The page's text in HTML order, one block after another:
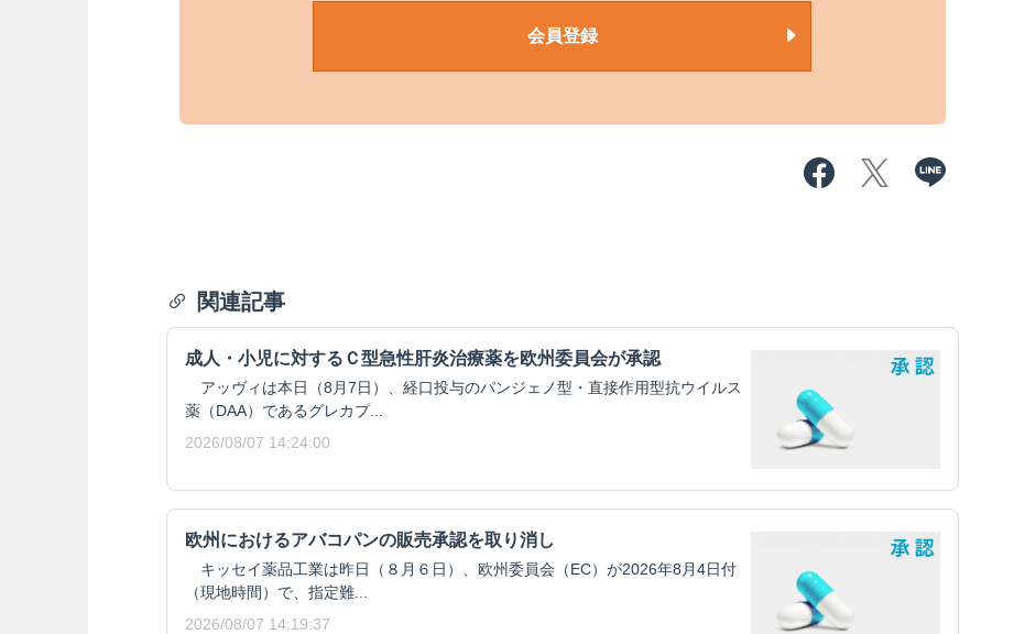
会員登録
関連記事
成人・小児に対するＣ型急性肝炎治療薬を欧州委員会が承認
アッヴィは本日（8月7日）、経口投与のパンジェノ型・直接作用型抗ウイルス
薬（DAA）であるグレカプ...
2026/08/07 14:24:00
欧州におけるアバコパンの販売承認を取り消し
キッセイ薬品工業は昨日（８月６日）、欧州委員会（EC）が2026年8月4日付
（現地時間）で、指定難...
2026/08/07 14:19:37